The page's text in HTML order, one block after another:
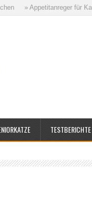
» Appetitanreger für Katzen:
TESTBERICHTE